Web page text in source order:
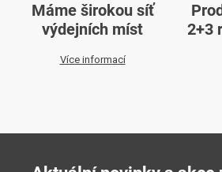
Máme širokou síť
výdejních míst
Více informací
2+3